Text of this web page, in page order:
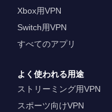
Xbox用VPN
Switch用VPN
すべてのアプリ
よく使われる用途
ストリーミング用VPN
スポーツ向けVPN